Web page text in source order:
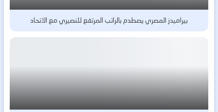
بيراميدز المصري يصطدم بالراتب المرتفع للنصيري مع الاتحاد